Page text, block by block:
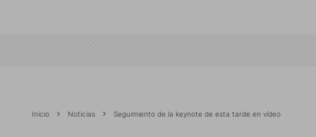
Inicio Noticias Seguimiento de la keynote de esta tarde en vídeo